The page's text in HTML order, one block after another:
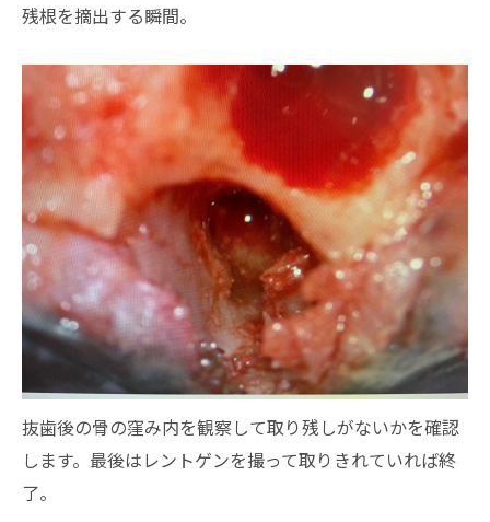
残根を摘出する瞬間。
抜歯後の骨の窪み内を観察して取り残しがないかを確認
します。最後はレントゲンを撮って取りきれていれば終
了。